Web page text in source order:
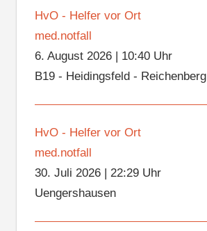
HvO - Helfer vor Ort
med.notfall
6. August 2026| 10:40 Uhr
B19 - Heidingsfeld - Reichenberg
HvO - Helfer vor Ort
med.notfall
30. Juli 2026| 22:29 Uhr
Uengershausen